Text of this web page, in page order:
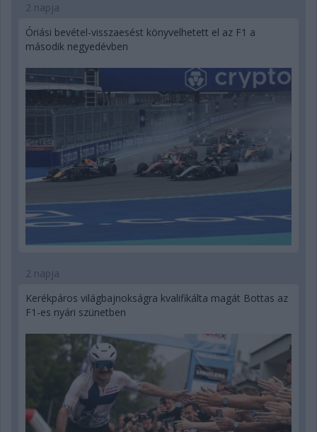
2 napja
Óriási bevétel-visszaesést könyvelhetett el az F1 a
második negyedévben
2 napja
Kerékpáros világbajnokságra kvalifikálta magát Bottas az
F1-es nyári szünetben